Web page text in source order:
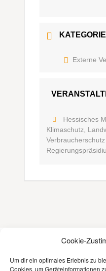
Cookie-
Um dir ein optimales Erlebnis zu
Cookies, um Geräteinformationen
KATEGORIE
Externe
Hessisches
Klimaschutz,